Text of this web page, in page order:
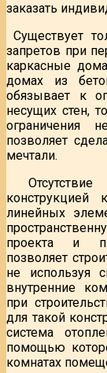
заказать
Существует
запретов при
каркасные
домах из
обязывает к
несущих стен,
ограничения
позволяет
мечтали.
Отсутствие
конструкцией
линейных
проекта и
позволяет
не используя
внутренние
при
для такой
система
помощью
комнатах